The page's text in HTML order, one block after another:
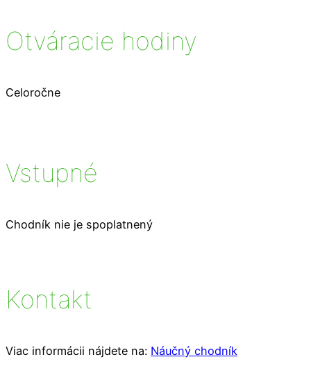
Otváracie hodiny
Celoročne
Vstupné
Chodník nie je spoplatnený
Kontakt
Viac informácii nájdete na: Náučný chodník